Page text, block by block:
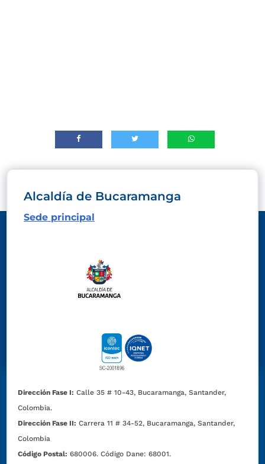
Alcaldía de Bucaramanga
Sede principal
Dirección Fase I: Calle 35 # 10-43, Bucaramanga, Santander,
Colombia.
Dirección Fase II: Carrera 11 # 34-52, Bucaramanga, Santander,
Colombia
Código Postal: 680006. Código Dane: 68001.